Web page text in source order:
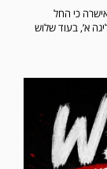
כי החל
א’, בעוד שלוש